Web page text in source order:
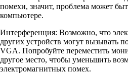
помехи, значит, проблема может
компьютере.
Интерференция: Возможно, что
других устройств могут вызывать
VGA. Попробуйте переместить
другое место, чтобы уменьшить
электромагнитных помех.